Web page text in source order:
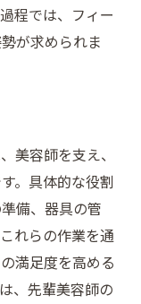
程では、フィー
が求められま
美容師を支え、
。具体的な役割
備、器具の管
れらの作業を通
満足度を高める
、先輩美容師の